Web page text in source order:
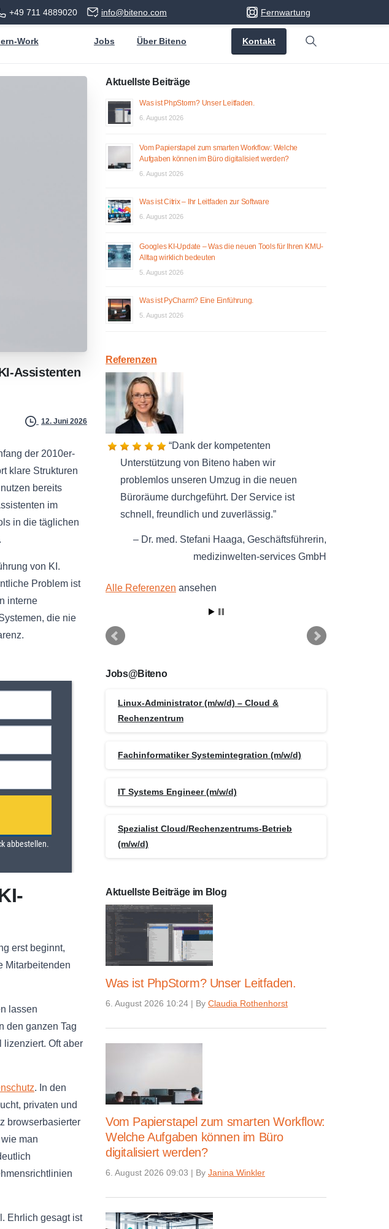
+49 711 4889020 info@biteno.com Fernwartung
Work Jobs Über Biteno Kontakt
Search
Assistenten
12. Juni 2026
der 2010er-
klare Strukturen
bereits
im
in die täglichen
von KI.
Problem ist
interne
die nie
erst beginnt,
Mitarbeitenden
lassen
den ganzen Tag
Oft aber
. In den
privaten und
browserbasierter
man
Ehrlich gesagt ist
Aktuellste Beiträge
Was ist PhpStorm? Unser Leitfaden.
6. August 2026
Vom Papierstapel zum smarten Workflow: Welche
Aufgaben können im Büro digitalisiert werden?
6. August 2026
Was ist Citrix – Ihr Leitfaden zur Software
6. August 2026
Googles KI-Update – Was die neuen Tools für Ihren KMU-
Alltag wirklich bedeuten
5. August 2026
Was ist PyCharm? Eine Einführung.
5. August 2026
Referenzen
Dank der kompetenten
Unterstützung von Biteno haben wir
problemlos unseren Umzug in die neuen
Büroräume durchgeführt. Der Service ist
schnell, freundlich und zuverlässig.
Dr. med. Stefani Haaga Geschäftsführerin
medizinwelten-services GmbH
Alle Referenzen ansehen
Jobs@Biteno
Linux-Administrator (m/w/d) – Cloud &
Rechenzentrum
Fachinformatiker Systemintegration (m/w/d)
IT Systems Engineer (m/w/d)
Spezialist Cloud/Rechenzentrums-Betrieb
(m/w/d)
Aktuellste Beiträge im Blog
Was ist PhpStorm? Unser Leitfaden.
6. August 2026 10:24 | By Claudia Rothenhorst
Vom Papierstapel zum smarten Workflow:
Welche Aufgaben können im Büro
digitalisiert werden?
6. August 2026 09:03 | By Janina Winkler